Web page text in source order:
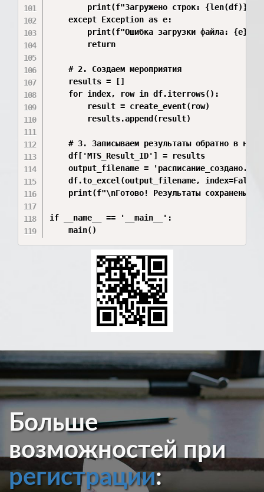
        print(f"Загружено строк: {len(df)}")
    except Exception as e:
        print(f"Ошибка загрузки файла: {e}")
        return
    # 2. Создаем мероприятия
    results = []
    for index, row in df.iterrows():
        result = create_event(row)
        results.append(result)
# 3. Записываем результаты обратно в
    df['MTS_Result_ID'] = results
output_filename =
    df.to_excel(output_filename, index=False)
print(f"\nГотово! Результаты сохранены в
if __name__ == '__main__':
    main()
Больше
возможностей при
регистрации: